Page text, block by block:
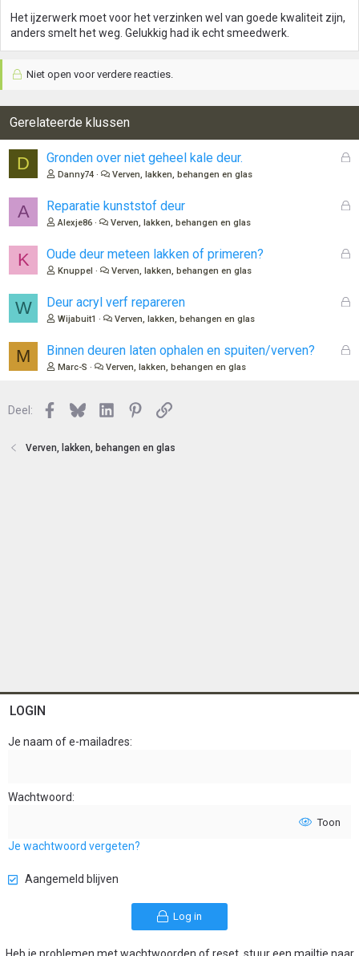
Het ijzerwerk moet voor het verzinken wel van goede kwaliteit zijn,
anders smelt het weg. Gelukkig had ik echt smeedwerk.
Niet open voor verdere reacties.
Gerelateerde klussen
D
G
n
Gronden over niet geheel kale deur.
Danny74 Verven, lakken, behangen en glas
A
G
n
Reparatie kunststof deur
Alexje86 Verven, lakken, behangen en glas
K
G
n
Oude deur meteen lakken of primeren?
Knuppel Verven, lakken, behangen en glas
W
G
Deur acryl verf repareren
Wijabuit1 Verven, lakken, behangen en glas
M
G
Binnen deuren laten ophalen en spuiten/verven?
Marc-S Verven, lakken, behangen en glas
Deel: Facebook
BlueskyLinkedInPinterest
Link
Verven, lakken, behangen en glas
LOGIN
Je naam of e-mailadres
Wachtwoord
Toon
Je wachtwoord vergeten?
Aangemeld blijven
Log in